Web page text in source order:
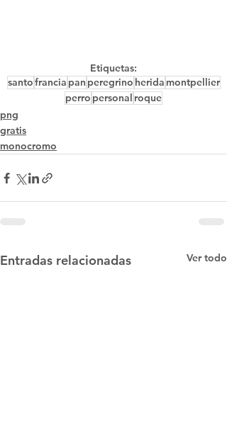
Etiquetas:
santofrancia pan peregrino herida montpellier
perro personal roque
png
gratis
monocromo
Entradas relacionadas Ver todo